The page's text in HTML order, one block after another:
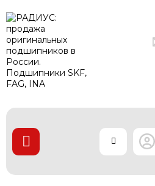
ПОДШИПНИКИ
ЛИНЕЙНЫЕ ТЕХНОЛОГИИ
РЕМНИ
О нас
Доставка и оплата